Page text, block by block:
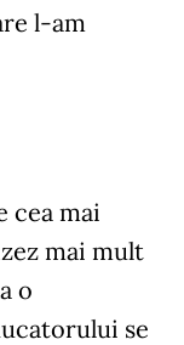
l-am
cea mai
mai mult
o
se